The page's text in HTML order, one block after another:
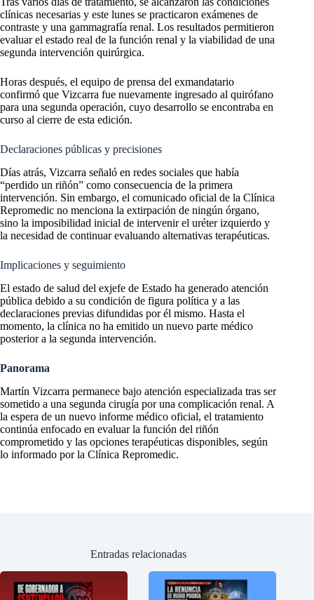
clínicas necesarias y este lunes se practicaron exámenes de
contraste y una gammagrafía renal. Los resultados permitieron
evaluar el estado real de la función renal y la viabilidad de una
segunda intervención quirúrgica.
Horas después, el equipo de prensa del exmandatario
confirmó que Vizcarra fue nuevamente ingresado al quirófano
para una segunda operación, cuyo desarrollo se encontraba en
curso al cierre de esta edición.
Declaraciones públicas y precisiones
Días atrás, Vizcarra señaló en redes sociales que había
“perdido un riñón” como consecuencia de la primera
intervención. Sin embargo, el comunicado oficial de la Clínica
Repromedic no menciona la extirpación de ningún órgano,
sino la imposibilidad inicial de intervenir el uréter izquierdo y
la necesidad de continuar evaluando alternativas terapéuticas.
Implicaciones y seguimiento
El estado de salud del exjefe de Estado ha generado atención
pública debido a su condición de figura política y a las
declaraciones previas difundidas por él mismo. Hasta el
momento, la clínica no ha emitido un nuevo parte médico
posterior a la segunda intervención.
Panorama
Martín Vizcarra permanece bajo atención especializada tras ser
sometido a una segunda cirugía por una complicación renal. A
la espera de un nuevo informe médico oficial, el tratamiento
continúa enfocado en evaluar la función del riñón
comprometido y las opciones terapéuticas disponibles, según
lo informado por la Clínica Repromedic.
Entradas relacionadas